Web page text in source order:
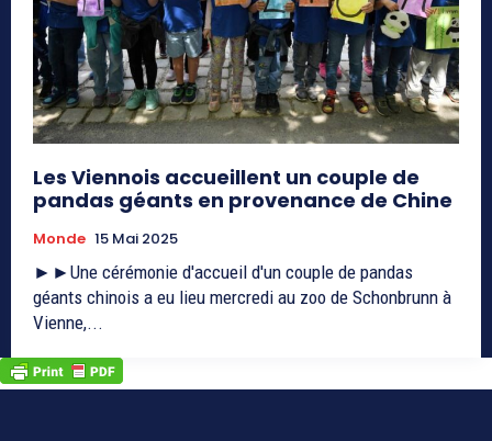
Les Viennois accueillent un couple de
pandas géants en provenance de Chine
Monde 15 Mai 2025
►►Une cérémonie d'accueil d'un couple de pandas
géants chinois a eu lieu mercredi au zoo de Schonbrunn à
Vienne,...